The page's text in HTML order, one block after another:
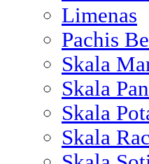
Limenas
Pachis
Skala
Skala
Skala
Skala